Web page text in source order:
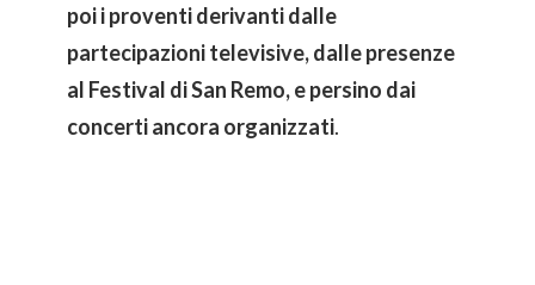
poi i proventi derivanti dalle
partecipazioni televisive, dalle presenze
al Festival di San Remo, e persino dai
concerti ancora organizzati.